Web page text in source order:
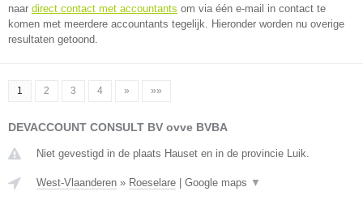
naar direct contact met accountants om via één e-mail in contact te
komen met meerdere accountants tegelijk. Hieronder worden nu overige
resultaten getoond.
1 2 3 4 » »»
DEVACCOUNT CONSULT BV ovve BVBA
Niet gevestigd in de plaats Hauset en in de provincie Luik.
West-Vlaanderen » Roeselare Google maps ▼